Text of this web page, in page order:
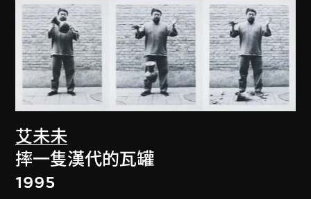
艾未未
摔一隻漢代的瓦罐
1995